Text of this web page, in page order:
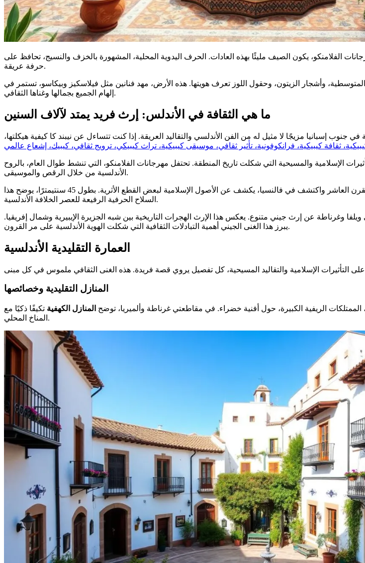
الفلامنكو، يكون الصيف مليئًا بهذه العادات. الحرف اليدوية المحلية، المشهورة بالخزف والنسيج، تحافظ على
حرفة عريقة.
وأشجار الزيتون، وحقول اللوز تعرف هويتها. هذه الأرض، مهد فنانين مثل فيلاسكيز وبيكاسو، تستمر في
إلهام الجميع بجمالها وغناها الثقافي.
ما هي الثقافة في الأندلس: إرث فريد يمتد لآلاف السنين
إسبانيا مزيجًا لا مثيل له من الفن الأندلسي والتقاليد العريقة. إذا كنت تتساءل عن نيبند كا كيفية هيكلتها،
ثقافة كيبيكية، فرانكوفونية، تأثير ثقافي، موسيقى كيبيكية، تراث كيبيكي، ترويج ثقافي، كيبيك، إشعاع عالمي
الإسلامية والمسيحية التي شكلت تاريخ المنطقة. تحتفل مهرجانات الفلامنكو، التي تنشط طوال العام، بالروح
الأندلسية من خلال الرقص والموسيقى.
تثري الاكتشافات الأثرية الحديثة فهمنا لهذا الإرث. السيف "إكسكاليبور"، الذي يعود إلى القرن العاشر واكتشف في فالنسيا، يكشف عن الأصول الإسلامية لبعض القطع الأثرية. بطول 45 سنتيمترًا، يوضح هذا
السلاح الحرفية الرفيعة للعصر الخلافة الأندلسية.
وغرناطة عن إرث جيني متنوع. يعكس هذا الإرث الهجرات التاريخية بين شبه الجزيرة الإيبيرية وشمال إفريقيا.
يبرز هذا الغنى الجيني أهمية التبادلات الثقافية التي شكلت الهوية الأندلسية على مر القرون.
العمارة التقليدية الأندلسية
المنازل التقليدية وخصائصها
، الممتلكات الريفية الكبيرة، حول أفنية خضراء. في مقاطعتي غرناطة وألميريا، توضح المنازل الكهفية تكيفًا ذكيًا مع
المناخ المحلي.